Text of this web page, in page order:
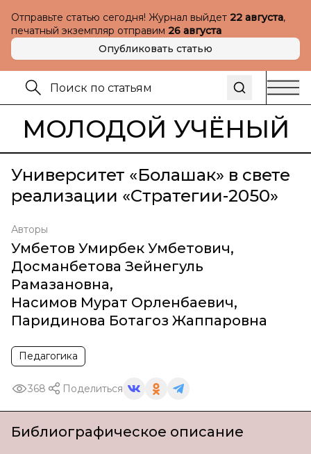
Отправьте статью сегодня! Журнал выйдет 22 августа,
печатный экземпляр отправим 26 августа
Опубликовать статью
МОЛОДОЙ УЧЁНЫЙ
Университет «Болашак» в свете
реализации «Стратегии-2050»
Авторы
Умбетов Умирбек Умбетович,
Досманбетова Зейнегуль
Рамазановна,
Насимов Мурат Орленбаевич,
Паридинова Ботагоз Жаппаровна
Педагогика
368 Поделиться
Библиографическое описание